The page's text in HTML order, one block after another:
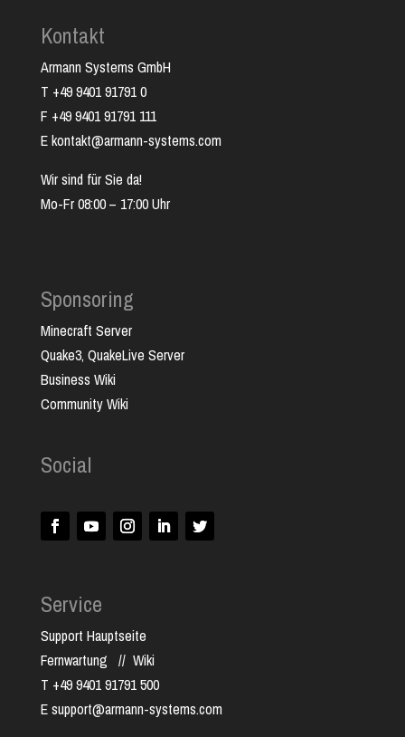
Kontakt
Armann Systems GmbH
T +49 9401 91791 0
F +49 9401 91791 111
E kontakt@armann-systems.com
Wir sind für Sie da!
Mo-Fr 08:00 – 17:00 Uhr
Sponsoring
Minecraft Server
Quake3, QuakeLive Server
Business Wiki
Community Wiki
Social
Service
Support Hauptseite
Fernwartung // Wiki
T +49 9401 91791 500
E support@armann-systems.com